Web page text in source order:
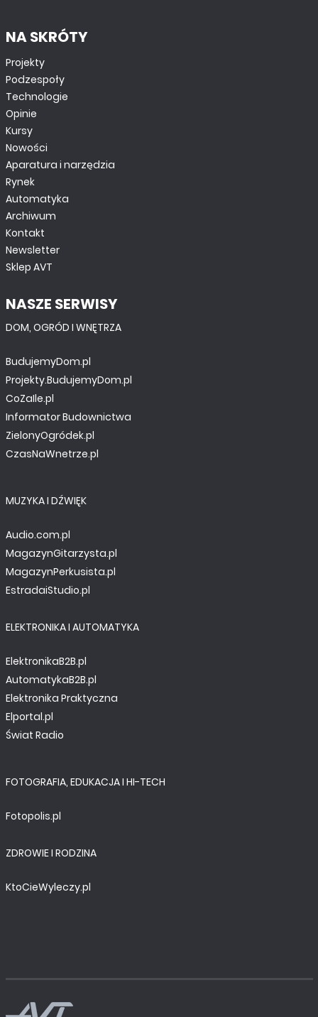
NA SKRÓTY
Projekty
Podzespoły
Technologie
Opinie
Kursy
Nowości
Aparatura i narzędzia
Rynek
Automatyka
Archiwum
Kontakt
Newsletter
Sklep AVT
NASZE SERWISY
DOM, OGRÓD I WNĘTRZA
BudujemyDom.pl
Projekty.BudujemyDom.pl
CoZaIle.pl
Informator Budownictwa
ZielonyOgródek.pl
CzasNaWnetrze.pl
MUZYKA I DŹWIĘK
Audio.com.pl
MagazynGitarzysta.pl
MagazynPerkusista.pl
EstradaiStudio.pl
ELEKTRONIKA I AUTOMATYKA
ElektronikaB2B.pl
AutomatykaB2B.pl
Elektronika Praktyczna
Elportal.pl
Świat Radio
FOTOGRAFIA, EDUKACJA I HI-TECH
Fotopolis.pl
ZDROWIE I RODZINA
KtoCieWyleczy.pl